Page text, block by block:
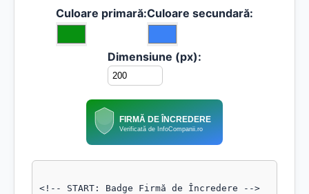
Culoare primară:Culoare secundară:
Dimensiune (px):
FIRMĂ DE ÎNCREDERE
Verificată de InfoCompanii.ro
<!-- START: Badge Firmă de Încredere -->